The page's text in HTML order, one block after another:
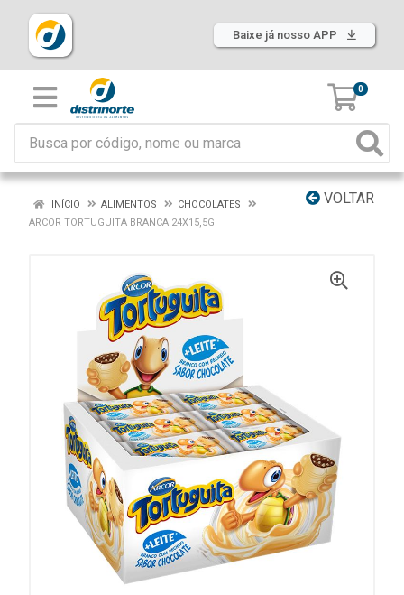
Baixe já nosso APP
0
VOLTAR
INÍCIO ALIMENTOS
CHOCOLATES
ARCOR TORTUGUITA BRANCA 24X15,5G